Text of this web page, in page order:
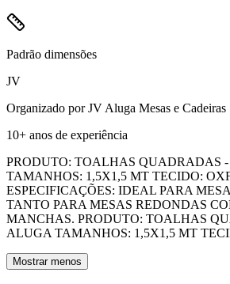
Padrão dimensões
JV
Organizado porJV Aluga Mesas e Cadeiras
10+ anos de experiência
PRODUTO: TOALHAS QUADRADAS
TAMANHOS: 1,5X1,5 MT TECIDO:
ESPECIFICAÇÕES: IDEAL PARA
TANTO PARA MESAS REDONDAS
MANCHAS. PRODUTO: TOALHAS
ALUGA TAMANHOS: 1,5X1,5 MT
Mostrar menos